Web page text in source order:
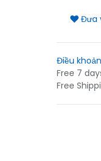
Đưa
Điều
Free 7
Free